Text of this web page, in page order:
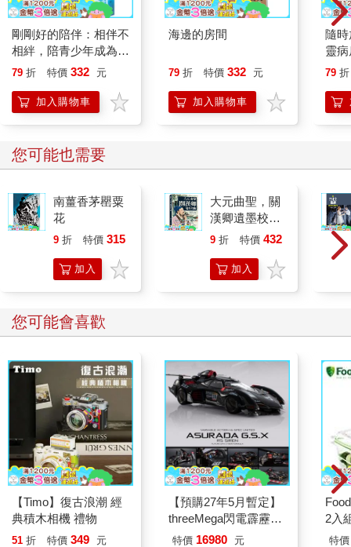
剛剛好的陪伴：相伴不
相絆，陪青少年成為想
要的自己
79 折 特價 332 元
加入購物車
海邊的房間
79 折 特價 332 元
加入購物車
隨
靈
分
79 折
您可能也需要
南薑香茅罌粟
花
9 折 特價 315
加入
大元曲聖，關
漢卿遺墨校
勘：癡情名
生、義氣好
漢……千人千
的血肉與內蘊
9 折 特價 432
加入
您可能會喜歡
【Timo】復古浪潮 經
典積木相機 禮物
51 折 特價 349 元
【預購27年5月暫定】
threeMega閃電霹靂車
VA Hi-SPEC UNITED
特價 16980 元
2入
特價